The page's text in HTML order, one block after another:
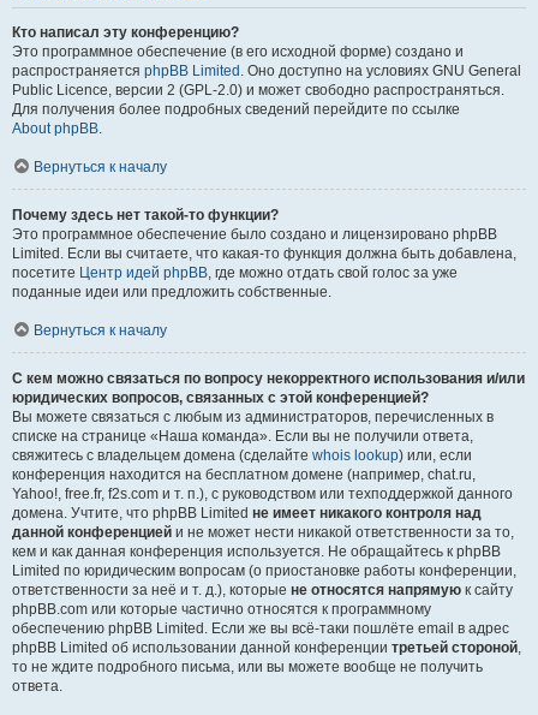
Кто написал эту конференцию?
Это программное обеспечение (в его исходной форме) создано и
распространяется phpBB Limited . Оно доступно на условиях GNU General
Public Licence, версии 2 (GPL-2.0) и может свободно распространяться.
Для получения более подробных сведений перейдите по ссылке
About phpBB.
Вернуться к началу
Почему здесь нет такой-то функции?
Это программное обеспечение было создано и лицензировано phpBB
Limited. Если вы считаете, что какая-то функция должна быть добавлена,
посетите Центр идей phpBB, где можно отдать свой голос за уже
поданные идеи или предложить собственные.
Вернуться к началу
С кем можно связаться по вопросу некорректного использования и/или
юридических вопросов, связанных с этой конференцией?
Вы можете связаться с любым из администраторов, перечисленных в
списке на странице «Наша команда». Если вы не получили ответа,
свяжитесь с владельцем домена (сделайте whois lookup) или, если
конференция находится на бесплатном домене (например, chat.ru,
Yahoo!, free.fr, f2s.com и т. п.), с руководством или техподдержкой данного
домена. Учтите, что phpBB Limited не имеет никакого контроля над
данной конференцией и не может нести никакой ответственности за то,
кем и как данная конференция используется. Не обращайтесь к phpBB
Limited по юридическим вопросам (о приостановке работы конференции,
ответственности за неё и т. д.), которые не относятся напрямую к сайту
phpBB.com или которые частично относятся к программному
обеспечению phpBB Limited. Если же вы всё-таки пошлёте email в адрес
phpBB Limited об использовании данной конференции третьей стороной,
то не ждите подробного письма, или вы можете вообще не получить
ответа.